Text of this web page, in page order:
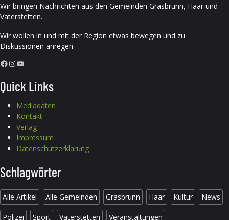
Wir bringen Nachrichten aus den Gemeinden Grasbrunn, Haar und
Vaterstetten.
Wir wollen in und mit der Region etwas bewegen und zu
Diskussionen anregen.
Facebook InstagramYouTube
Quick Links
Mediadaten
Kontakt
Verlag
Impressum
Datenschutzerklärung
Schlagwörter
Alle Artikel Alle Gemeinden Grasbrunn Haar Kultur News
Polizei Sport Vaterstetten Veranstaltungen